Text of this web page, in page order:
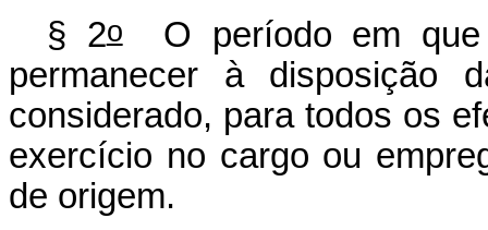
§ 2oO período em que
permanecer à disposição
considerado, para todos os
exercício no cargo ou
de origem.